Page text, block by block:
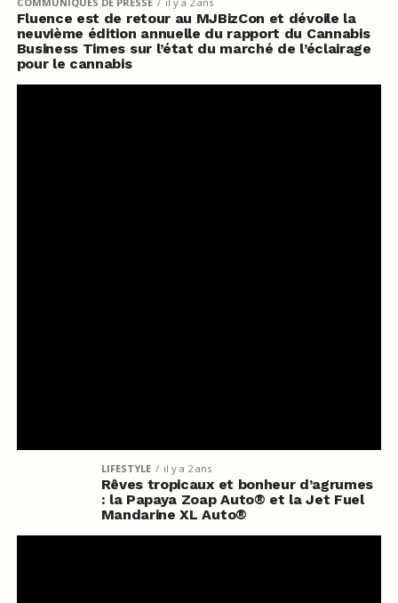
Fluence est de retour au MJBizCon et dévoile la
neuvième édition annuelle du rapport du Cannabis
Business Times sur l’état du marché de l’éclairage
pour le cannabis
LIFESTYLE il y a 2 ans
Rêves tropicaux et bonheur d’agrumes
: la Papaya Zoap Auto® et la Jet Fuel
Mandarine XL Auto®